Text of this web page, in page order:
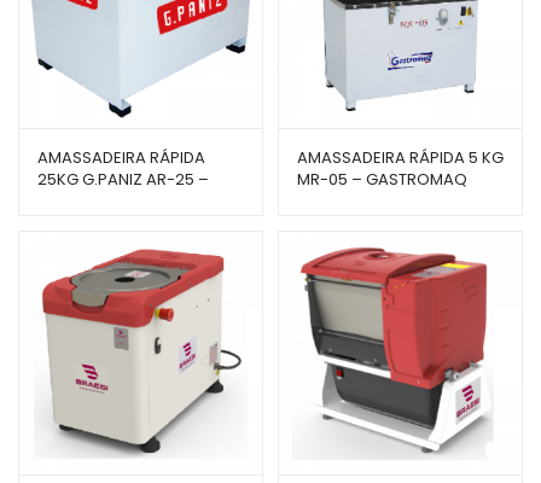
AMASSADEIRA RÁPIDA
25KG G.PANIZ AR-25 –
AMASSADEIRA RÁPIDA 5 KG
MR-05 – GASTROMAQ